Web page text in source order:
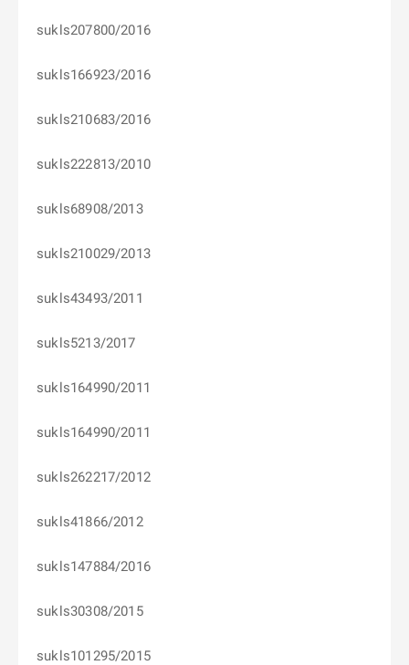
sukls207800/2016
sukls166923/2016
sukls210683/2016
sukls222813/2010
sukls68908/2013
sukls210029/2013
sukls43493/2011
sukls5213/2017
sukls164990/2011
sukls164990/2011
sukls262217/2012
sukls41866/2012
sukls147884/2016
sukls30308/2015
sukls101295/2015